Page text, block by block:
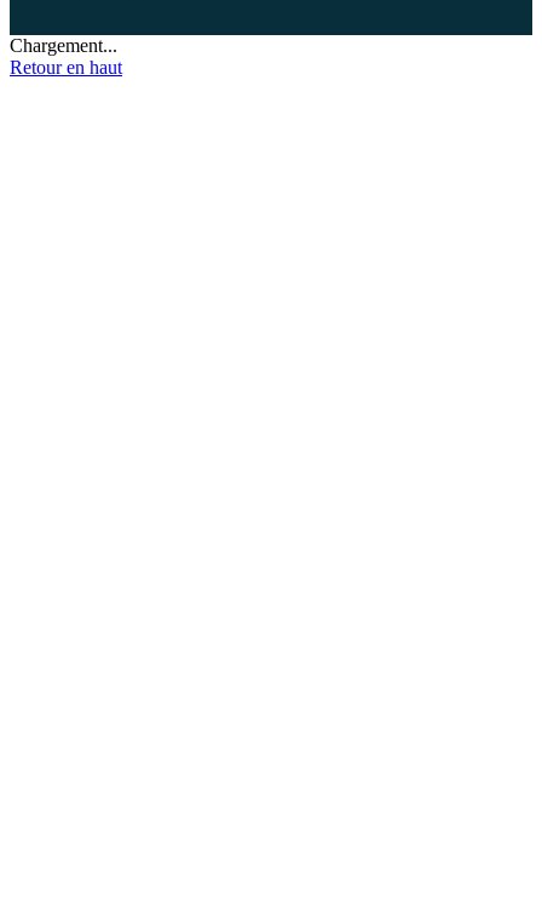
Chargement...
Retour en haut